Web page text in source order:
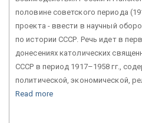
половине советского периода
проекта - ввести в научный
по истории СССР. Речь идет в
донесениях католических
СССР в период 1917–1958 гг.,
политической, экономической,
Read more